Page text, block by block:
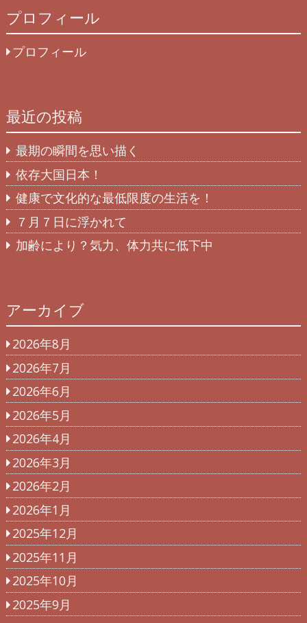
プロフィール
プロフィール
最近の投稿
最期の瞬間を思い描く
依存大国日本！
健康で文化的な最低限度の生活を！
７月７日に浮かれて
加齢により？気力、体力共に低下中
アーカイブ
2026年8月
2026年7月
2026年6月
2026年5月
2026年4月
2026年3月
2026年2月
2026年1月
2025年12月
2025年11月
2025年10月
2025年9月